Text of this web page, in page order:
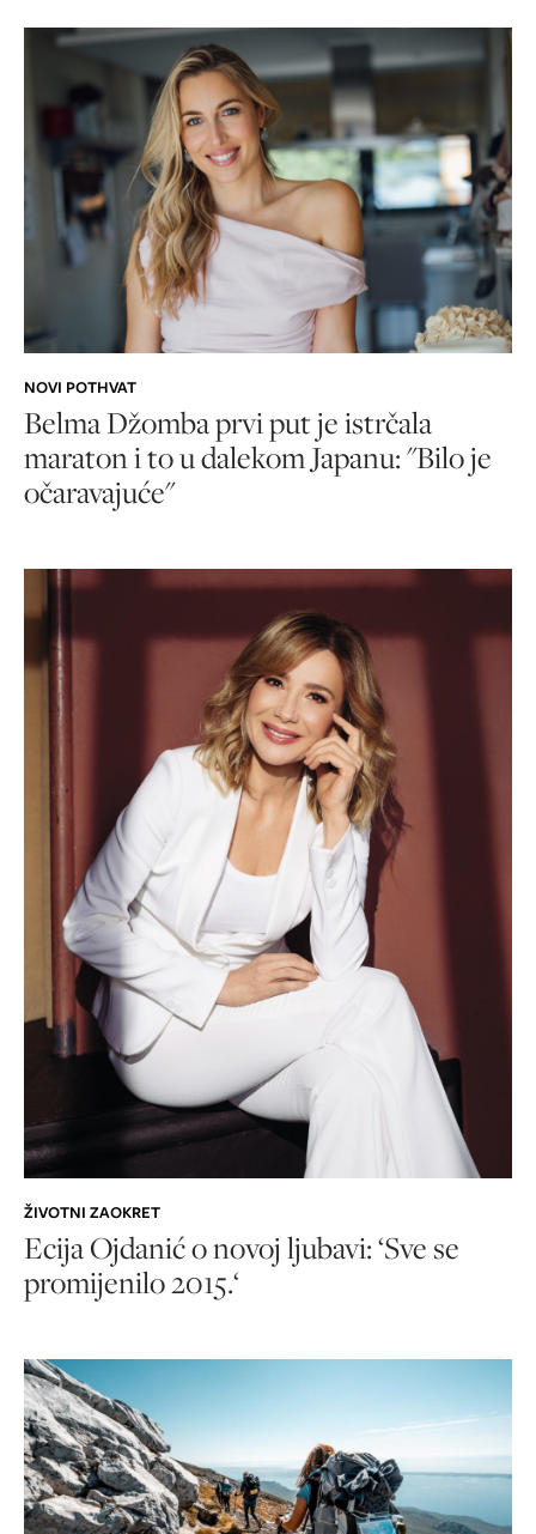
NOVI POTHVAT
Belma Džomba prvi put je istrčala
maraton i to u dalekom Japanu: "Bilo je
očaravajuće"
ŽIVOTNI ZAOKRET
Ecija Ojdanić o novoj ljubavi: ‘Sve se
promijenilo 2015.‘